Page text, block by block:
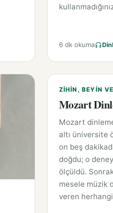
6 dk okuma
ZIHIN, BEYIN
Mozart
Mozart
altı üniversite
on beş
doğdu; o
ölçüldü.
mesele müzik
veren